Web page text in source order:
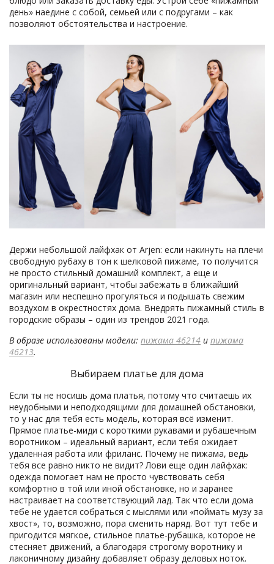
день» наедине с собой, семьей или с подругами – как
позволяют обстоятельства и настроение.
Держи небольшой лайфхак от Arjen: если накинуть на плечи
свободную рубаху в тон к шелковой пижаме, то получится
не просто стильный домашний комплект, а еще и
оригинальный вариант, чтобы забежать в ближайший
магазин или неспешно прогуляться и подышать свежим
воздухом в окрестностях дома. Внедрять пижамный стиль в
городские образы – один из трендов 2021 года.
В образе использованы модели: пижама 46214 и пижама
46213.
Выбираем платье для дома
Если ты не носишь дома платья, потому что считаешь их
неудобными и неподходящими для домашней обстановки,
то у нас для тебя есть модель, которая всё изменит.
Прямое платье-миди с короткими рукавами и рубашечным
воротником – идеальный вариант, если тебя ожидает
удаленная работа или фриланс. Почему не пижама, ведь
тебя все равно никто не видит? Лови еще один лайфхак:
одежда помогает нам не просто чувствовать себя
комфортно в той или иной обстановке, но и заранее
настраивает на соответствующий лад. Так что если дома
тебе не удается собраться с мыслями или «поймать музу за
хвост», то, возможно, пора сменить наряд. Вот тут тебе и
пригодится мягкое, стильное платье-рубашка, которое не
стесняет движений, а благодаря строгому воротнику и
лаконичному дизайну добавляет образу деловых ноток.